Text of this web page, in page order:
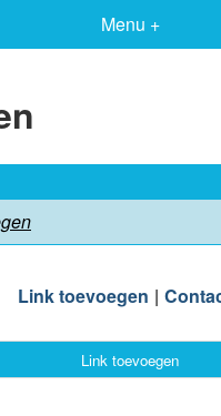
Menu +
Link toevoegen
Link toevoegen